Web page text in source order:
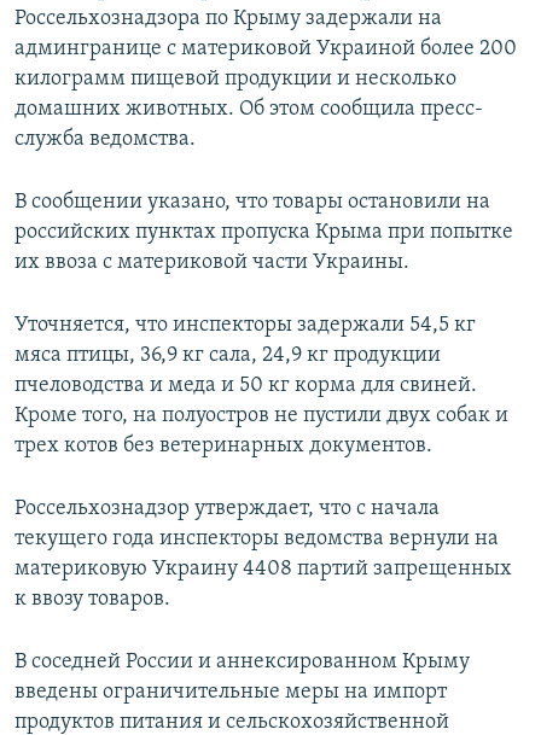
поискуИНФОГРАФИКА
ТЕЛЕПРОЕКТ КРЫМ.РЕАЛИИ
СОВЕТЫ ПРАВОЗАЩИТНИКОВ
ПОБЕДИТЕЛЕЙ НЕ СУДЯТ?
КРЫМ.НЕПОКОРЕННЫЙ
УКРАИНСКАЯ ПРОБЛЕМА КРЫМА
КАК ОБОЙТИ БЛОКИРОВКУ
Українською
Qırımtatar
ПРИСОЕДИНЯЙТЕСЬ!
Все сайты RFE/RL
Россельхознадзора по Крыму задержали на
админгранице с материковой Украиной более 200
килограмм пищевой продукции и несколько
домашних животных. Об этом сообщила пресс-
служба ведомства.
В сообщении указано, что товары остановили на
российских пунктах пропуска Крыма при попытке
их ввоза с материковой части Украины.
Уточняется, что инспекторы задержали 54,5 кг
мяса птицы, 36,9 кг сала, 24,9 кг продукции
пчеловодства и меда и 50 кг корма для свиней.
Кроме того, на полуостров не пустили двух собак и
трех котов без ветеринарных документов.
Россельхознадзор утверждает, что с начала
текущего года инспекторы ведомства вернули на
материковую Украину 4408 партий запрещенных
к ввозу товаров.
В соседней России и аннексированном Крыму
введены ограничительные меры на импорт
продуктов питания и сельскохозяйственной